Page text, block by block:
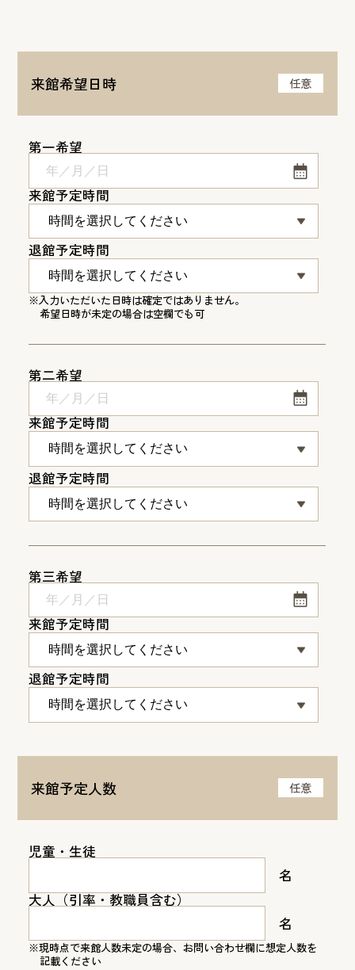
来館希望日時 任意
第一希望
来館予定時間
退館予定時間
※入力いただいた日時は確定ではありません。
希望日時が未定の場合は空欄でも可
第二希望
来館予定時間
退館予定時間
第三希望
来館予定時間
退館予定時間
来館予定人数 任意
児童・生徒
名
大人（引率・教職員含む）
名
※現時点で来館人数未定の場合、お問い合わせ欄に想定人数を
記載ください